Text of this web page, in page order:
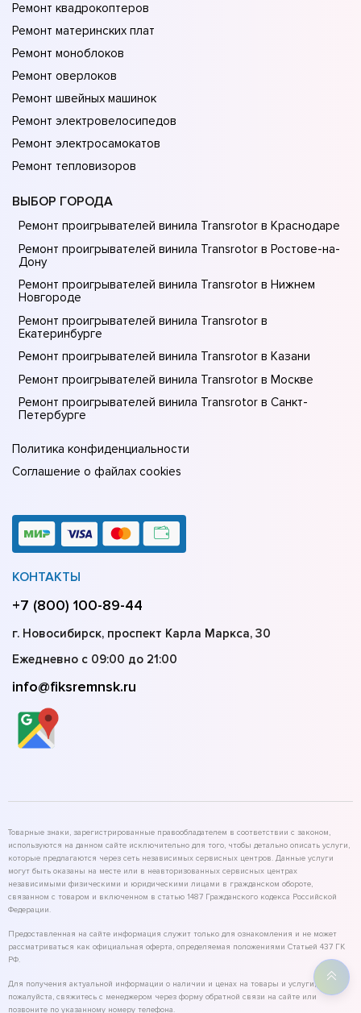
Ремонт квадрокоптеров
Ремонт материнских плат
Ремонт моноблоков
Ремонт оверлоков
Ремонт швейных машинок
Ремонт электровелосипедов
Ремонт электросамокатов
Ремонт тепловизоров
ВЫБОР ГОРОДА
Ремонт проигрывателей винила Transrotor в Краснодаре
Ремонт проигрывателей винила Transrotor в Ростове-на-
Донy
Ремонт проигрывателей винила Transrotor в Нижнем
Новгороде
Ремонт проигрывателей винила Transrotor в
Екатеринбурге
Ремонт проигрывателей винила Transrotor в Казани
Ремонт проигрывателей винила Transrotor в Москве
Ремонт проигрывателей винила Transrotor в Санкт-
Петербурге
Политика конфиденциальности
Соглашение о файлах cookies
КОНТАКТЫ
+7 (800) 100-89-44
г. Новосибирск, проспект Карла Маркса, 30
Ежедневно с 09:00 до 21:00
info@fiksremnsk.ru
Товарные знаки, зарегистрированные правообладателем в соответствии с законом,
используются на данном сайте исключительно для того, чтобы детально описать услуги,
которые предлагаются через сеть независимых сервисных центров. Данные услуги
могут быть оказаны на месте или в неавторизованных сервисных центрах
независимыми физическими и юридическими лицами в гражданском обороте,
связанном с товаром и включенном в статью 1487 Гражданского кодекса Российской
Федерации.
Предоставленная на сайте информация служит только для ознакомления и не может
рассматриваться как официальная оферта, определяемая положениями Статьей 437 ГК
РФ.
Для получения актуальной информации о наличии и ценах на товары и услуги,
пожалуйста, свяжитесь с менеджером через форму обратной связи на сайте или
позвоните по указанному номеру телефона.